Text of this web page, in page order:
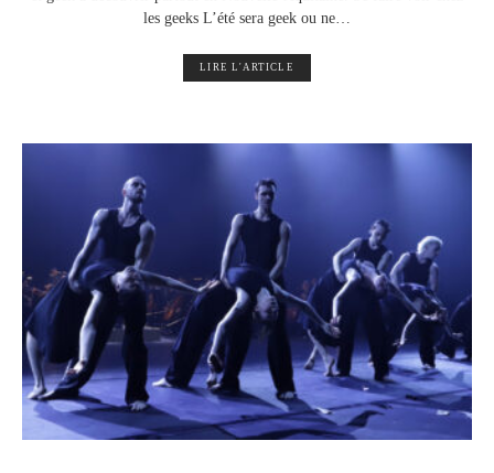
les geeks L’été sera geek ou ne…
LIRE L'ARTICLE